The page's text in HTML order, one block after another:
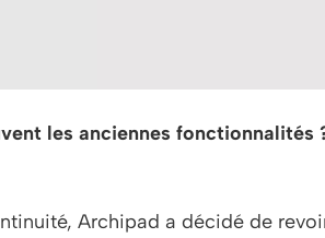
les anciennes fonctionnalités
Archipad a décidé de